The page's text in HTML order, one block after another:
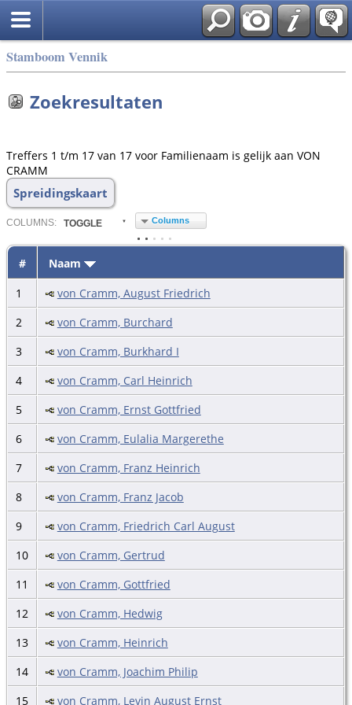
Stamboom Vennik
Zoekresultaten
Treffers 1 t/m 17 van 17 voor Familienaam is gelijk aan VON
CRAMM
Spreidingskaart
COLUMN S: TOGGLE Columns
#
Naam
1
von Cramm, August Friedrich
2
von Cramm, Burchard
3
von Cramm, Burkhard I
4
von Cramm, Carl Heinrich
5
von Cramm, Ernst Gottfried
6
von Cramm, Eulalia Margerethe
7
von Cramm, Franz Heinrich
8
von Cramm, Franz Jacob
9
von Cramm, Friedrich Carl August
10
von Cramm, Gertrud
11
von Cramm, Gottfried
12
von Cramm, Hedwig
13
von Cramm, Heinrich
14
von Cramm, Joachim Philip
15
von Cramm, Levin August Ernst